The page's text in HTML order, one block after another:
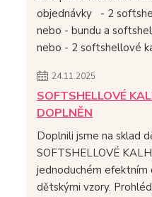
objednávky - 2
nebo - bundu a
nebo - 2 softshellové
24.11.2025
SOFTSHELLOVÉ
DOPLNĚN
Doplnili jsme na sklad
SOFTSHELLOVÉ
jednoduchém efektním
dětskými vzory.